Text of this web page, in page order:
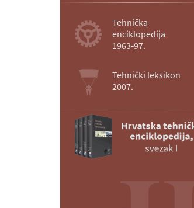
Tehnička
enciklopedija
1963‑97.
Tehnički leksikon
2007.